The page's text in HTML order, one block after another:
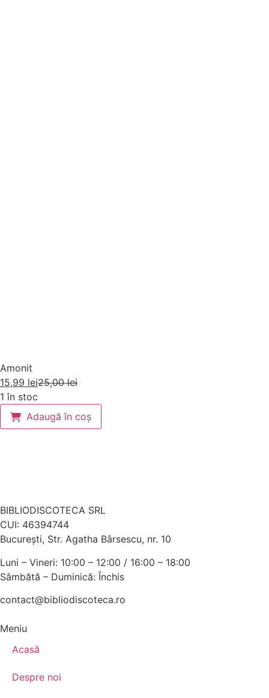
Amonit
25,00lei
15,99 lei
1 în stoc
Adaugă în coș
BIBLIODISCOTECA SRL
CUI: 46394744
Bucureşti, Str. Agatha Bârsescu, nr. 10
Luni – Vineri: 10:00 – 12:00 / 16:00 – 18:00
Sâmbătă – Duminică: Închis
contact@bibliodiscoteca.ro
Meniu
Acasă
Despre noi